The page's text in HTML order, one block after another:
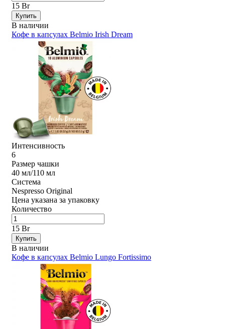
15 Br
Купить
В наличии
Кофе в капсулах Belmio Irish Dream
Интенсивность
6
Размер чашки
40 мл/110 мл
Система
Nespresso Original
Цена указана за упаковку
Количество
15 Br
Купить
В наличии
Кофе в капсулах Belmio Lungo Fortissimo